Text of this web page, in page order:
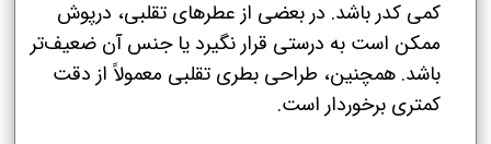
کمی کدر باشد. در بعضی از عطرهای تقلبی، درپوش
ممکن است به درستی قرار نگیرد یا جنس آن ضعیف‌تر
باشد. همچنین، طراحی بطری تقلبی معمولاً از دقت
کمتری برخوردار است.